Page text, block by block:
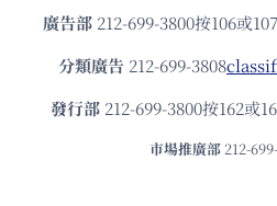
廣告部212-699-3800按106或107
分類廣告 212-699-3808
發⾏部 212-699-3800按162或
市場推廣部 212-